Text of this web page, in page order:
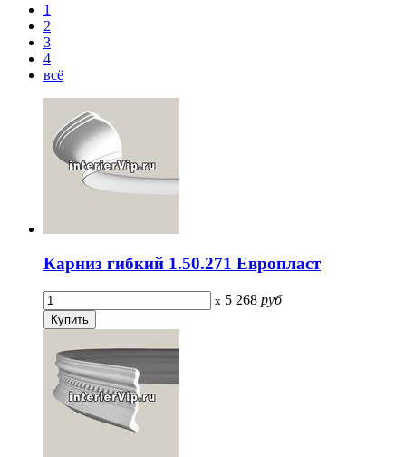
1
2
3
4
всё
Карниз гибкий 1.50.271 Европласт
x 5 268 руб